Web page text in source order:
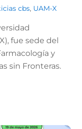
cbs, UAM-X
fue sede del
y
sin Fronteras.